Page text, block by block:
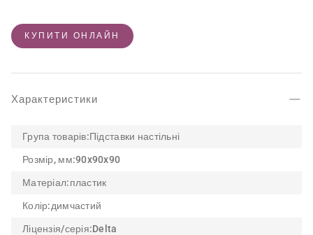
КУПИТИ ОНЛАЙН
Характеристики
Група товарів:Підставки настільні
Розмір, мм:90x90x90
Матеріал:пластик
Колір:димчастий
Ліцензія/серія:Delta